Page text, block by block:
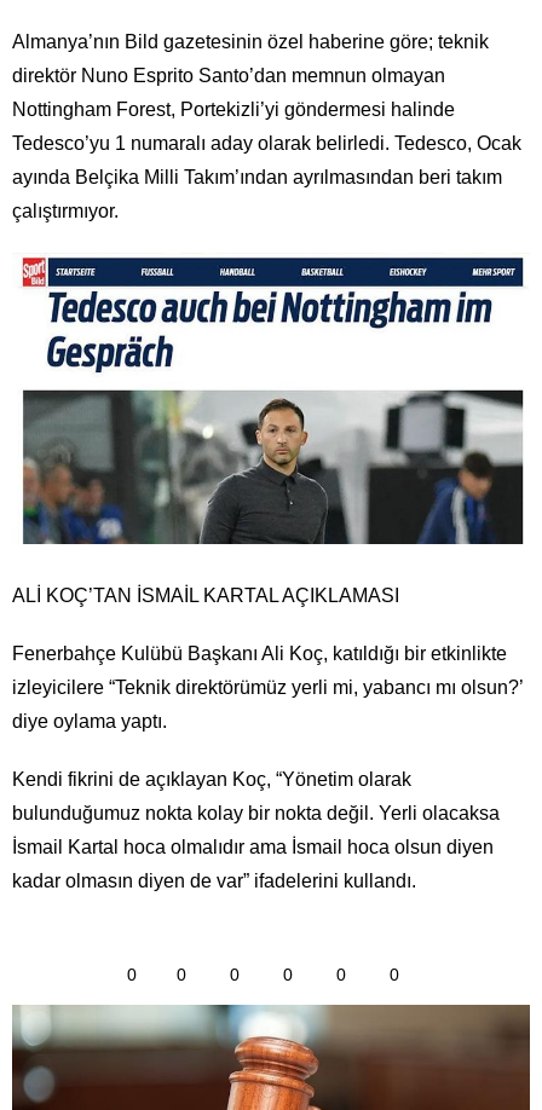
Almanya’nın Bild gazetesinin özel haberine göre; teknik
direktör Nuno Esprito Santo’dan memnun olmayan
Nottingham Forest, Portekizli’yi göndermesi halinde
Tedesco’yu 1 numaralı aday olarak belirledi. Tedesco, Ocak
ayında Belçika Milli Takım’ından ayrılmasından beri takım
çalıştırmıyor.
ALİ KOÇ’TAN İSMAİL KARTAL AÇIKLAMASI
Fenerbahçe Kulübü Başkanı Ali Koç, katıldığı bir etkinlikte
izleyicilere “Teknik direktörümüz yerli mi, yabancı mı olsun?’
diye oylama yaptı.
Kendi fikrini de açıklayan Koç, “Yönetim olarak
bulunduğumuz nokta kolay bir nokta değil. Yerli olacaksa
İsmail Kartal hoca olmalıdır ama İsmail hoca olsun diyen
kadar olmasın diyen de var” ifadelerini kullandı.
0 0 0 0 0 0